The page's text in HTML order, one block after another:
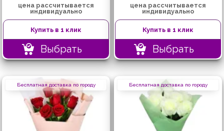
цена рассчитывается
индивидуально
Купить в 1 клик
Выбрать
цена рассчитывается
индивидуально
Купить в 1 клик
Выбрать
Бесплатная доставка по городу Бесплатная доставка по городу